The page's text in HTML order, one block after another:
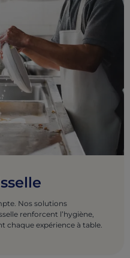
Nos solutions
renforcent l’hygiène,
chaque expérience à table.